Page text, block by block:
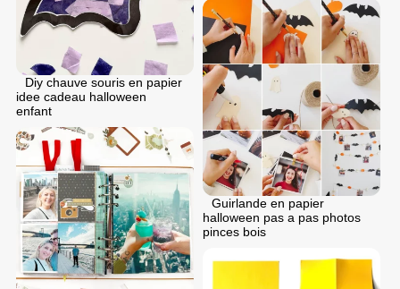
Diy chauve souris en papier
idee cadeau halloween
enfant
Guirlande en papier
halloween pas a pas photos
pinces bois